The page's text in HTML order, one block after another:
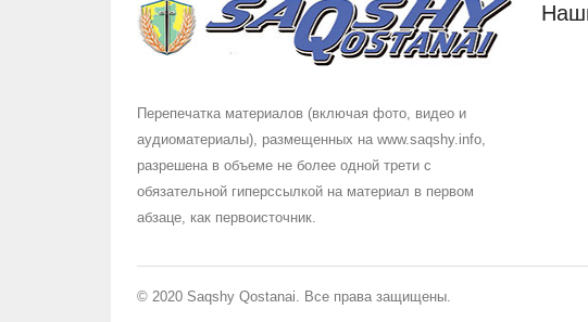
Перепечатка материалов (включая фото, видео и
аудиоматериалы), размещенных на www.saqshy.info,
разрешена в объеме не более одной трети с
обязательной гиперссылкой на материал в первом
абзаце, как первоисточник.
© 2020 Saqshy Qostanai. Все права защищены.